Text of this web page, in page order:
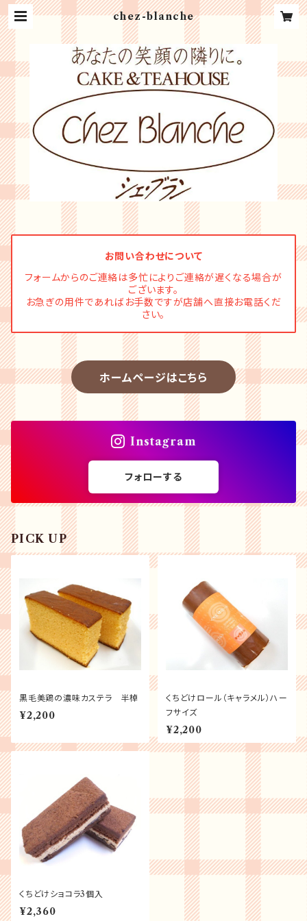
chez-blanche
お問い合わせについて
フォームからのご連絡は多忙によりご連絡が遅くなる場合が
ございます。
お急ぎの用件であればお手数ですが店舗へ直接お電話くだ
さい。
ホームページはこちら
Instagram
フォローする
PICK UP
黒毛美鶏の濃味カステラ 半棹
¥2,200
くちどけロール（キャラメル）ハー
フサイズ
¥2,200
くちどけショコラ3個入
¥2,360